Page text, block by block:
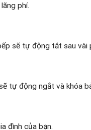
phí.
sẽ tự động tắt sau vài
tự động ngắt và khóa
đình của bạn.